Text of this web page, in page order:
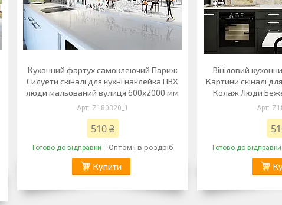
Кухонний фартух самоклеючий Париж
Силуети скіналі для кухні наклейка ПВХ
люди мальований вулиця 600х2000 мм
Z180320_1
510 ₴
Готово до відправки Оптом і в роздріб
Купити
Вініловий
Картини скіналі
Колаж Люди
Готово до відправки